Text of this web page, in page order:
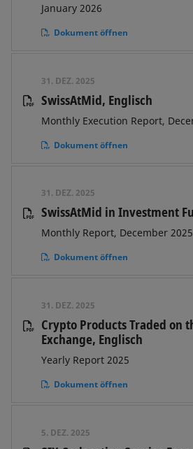
January 2026
Dokument öffnen
31. DEZ. 2025
SwissAtMid, Englisch
Monthly Execution Report,
Dokument öffnen
31. DEZ. 2025
SwissAtMid in Investment
Monthly Report, December 2025
Dokument öffnen
31. DEZ. 2025
Crypto Products Traded on
Exchange, Englisch
Yearly Report 2025
Dokument öffnen
5. DEZ. 2025